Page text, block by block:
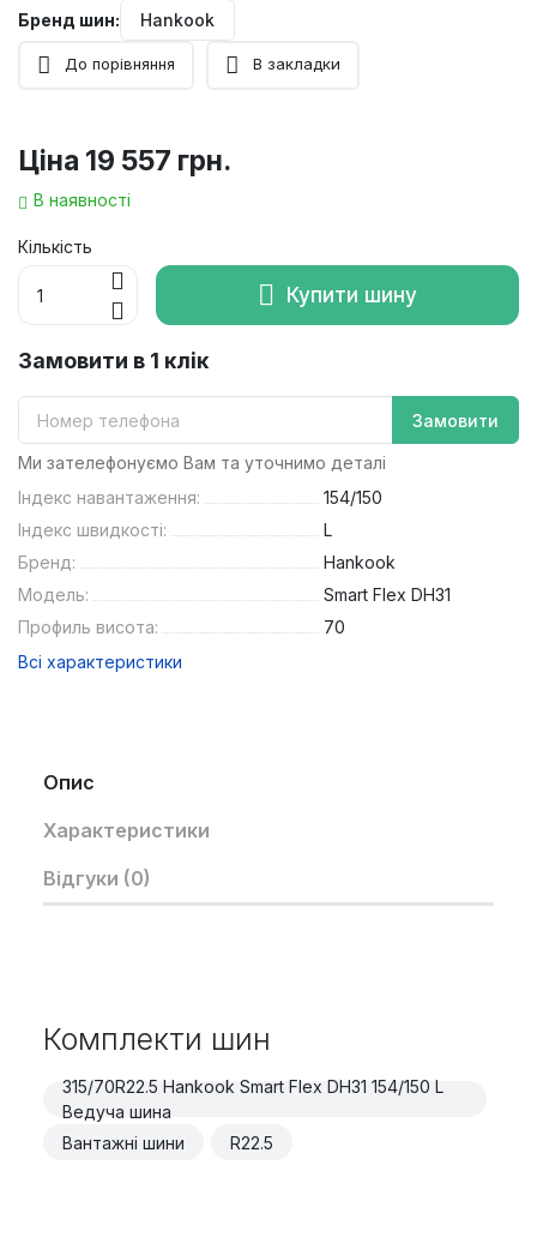
Бренд шин: Hankook
До порівняння В закладки
Ціна 19 557 грн.
В наявності
Кількість
Купити шину
Замовити в 1 клік
Замовити
Ми зателефонуємо Вам та уточнимо деталі
Індекс навантаження:
154/150
Індекс швидкості:
L
Бренд:
Hankook
Модель:
Smart Flex DH31
Профиль висота:
70
Всі характеристики
Опис
Характеристики
Відгуки (0)
Комплекти шин
315/70R22.5 Hankook Smart Flex DH31 154/150 L
Ведуча шина
Вантажні шини
R22.5